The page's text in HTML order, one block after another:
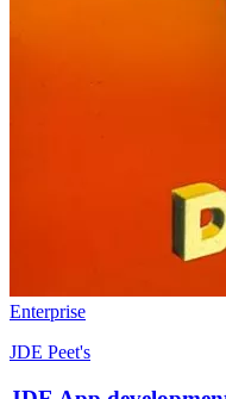
Enterprise
JDE Peet's